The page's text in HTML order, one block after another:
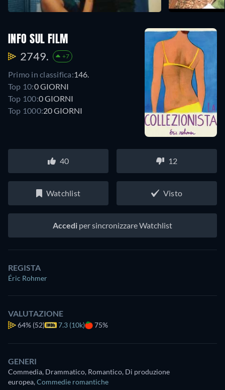
INFO SUL FILM
2749. +7
Primo in classifica:146.
Top 10:0 GIORNI
Top 100:0 GIORNI
Top 1000:20 GIORNI
40 12
Watchlist Visto
Accedi per sincronizzare Watchlist
REGISTA
Éric Rohmer
VALUTAZIONE
64% (52) 7.3 (10k) 75%
GENERI
Commedia, Drammatico, Romantico, Di produzione
europea,Commedie romantiche